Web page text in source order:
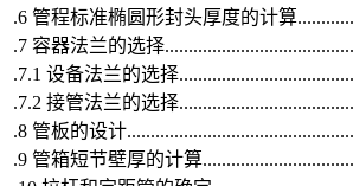
.6 管程标准椭圆形封头厚度的计算
.7 容器法兰的选择
.7.1 设备法兰的选择
.7.2 接管法兰的选择
.8 管板的设计
.9 管箱短节壁厚的计算